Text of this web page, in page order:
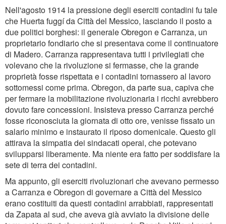
Nell'agosto 1914 la pressione degli eserciti contadini fu tale
che Huerta fuggí da Città del Messico, lasciando il posto a
due politici borghesi: il generale Obregon e Carranza, un
proprietario fondiario che si presentava come il continuatore
di Madero. Carranza rappresentava tutti i privilegiati che
volevano che la rivoluzione si fermasse, che la grande
proprietà fosse rispettata e i contadini tornassero al lavoro
sottomessi come prima. Obregon, da parte sua, capiva che
per fermare la mobilitazione rivoluzionaria i ricchi avrebbero
dovuto fare concessioni. Insisteva presso Carranza perché
fosse riconosciuta la giornata di otto ore, venisse fissato un
salario minimo e instaurato il riposo domenicale. Questo gli
attirava la simpatia dei sindacati operai, che potevano
svilupparsi liberamente. Ma niente era fatto per soddisfare la
sete di terra dei contadini.
Ma appunto, gli eserciti rivoluzionari che avevano permesso
a Carranza e Obregon di governare a Città del Messico
erano costituiti da questi contadini arrabbiati, rappresentati
da Zapata al sud, che aveva già avviato la divisione delle